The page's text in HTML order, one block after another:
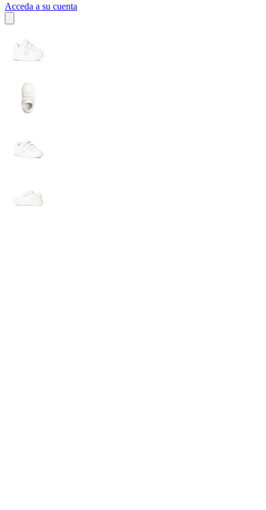
Acceda a su cuenta